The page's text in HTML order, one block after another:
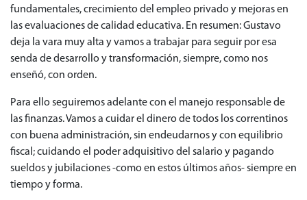
fundamentales, crecimiento del empleo privado y mejoras en
las evaluaciones de calidad educativa. En resumen: Gustavo
deja la vara muy alta y vamos a trabajar para seguir por esa
senda de desarrollo y transformación, siempre, como nos
enseñó, con orden.
Para ello seguiremos adelante con el manejo responsable de
las finanzas. Vamos a cuidar el dinero de todos los correntinos
con buena administración, sin endeudarnos y con equilibrio
fiscal; cuidando el poder adquisitivo del salario y pagando
sueldos y jubilaciones -como en estos últimos años- siempre en
tiempo y forma.